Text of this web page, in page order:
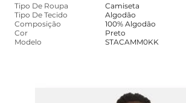
Tipo De Roupa
Camiseta
Tipo De Tecido
Algodão
Composição
100% Algodão
Cor
Preto
Modelo
STACAMM0KK